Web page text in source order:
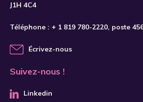
Adams
Aday
Adelman
J1H 4C4
Téléphone : + 1 819 780-2220, poste
Écrivez-nous
Suivez-nous !
Linkedin